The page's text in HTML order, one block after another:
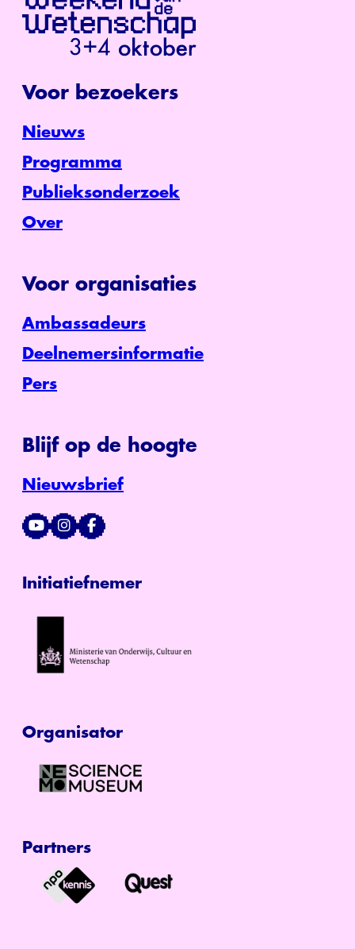
Voor bezoekers
Nieuws
Programma
Publieksonderzoek
Over
Voor organisaties
Ambassadeurs
Deelnemersinformatie
Pers
Blijf op de hoogte
Nieuwsbrief
Initiatiefnemer
Organisator
Partners